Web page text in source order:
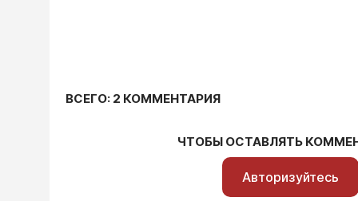
ВСЕГО: 2 КОММЕНТАРИЯ
ЧТОБЫ ОСТАВЛЯТЬ
Авторизуйтесь